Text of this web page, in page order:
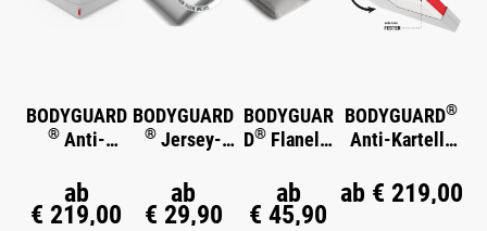
BODYGUARD
®Anti-
Matratze
ab
€ 219,00
BODYGUARD
® Jersey-
ken
ab
€ 29,90
BODYGUAR
D® Flanell-
ab
€ 45,90
BODYGUARD®
Anti-Kartell-
Weich
ab € 219,00